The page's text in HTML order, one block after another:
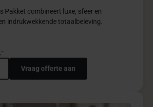
Pakket combineert luxe, sfeer en
indrukwekkende totaalbeleving.
Vraag offerte aan